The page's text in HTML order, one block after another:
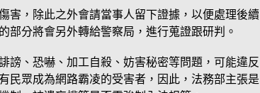
害，除此之外會請當事人留下證據，以便處理後續
部分將會另外轉給警察局，進行蒐證跟研判。
謗、恐嚇、加工自殺、妨害秘密等問題，可能違反
民眾成為網路霸凌的受害者，因此，法務部主張是